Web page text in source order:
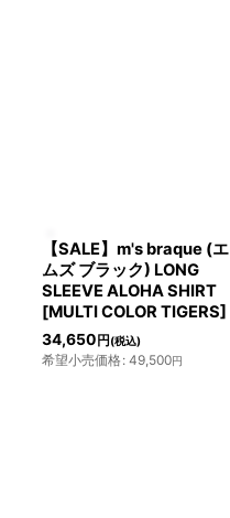
【SALE】m's braque (エ
ムズ ブラック) LONG
SLEEVE ALOHA SHIRT
[MULTI COLOR TIGERS]
34,650 円 (税込)
希望小売価格: 49,500円